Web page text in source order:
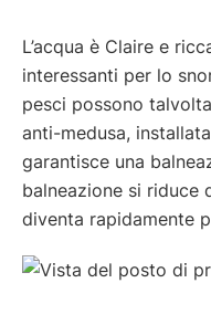
L’acqua è Claire e
interessanti per lo
pesci possono
anti-medusa,
garantisce una
balneazione si riduce
diventa rapidamente